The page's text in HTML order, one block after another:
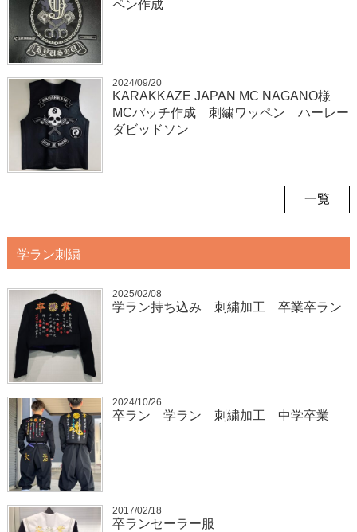
ペン作成
2024/09/20
KARAKKAZE JAPAN MC NAGANO様
MCパッチ作成 刺繍ワッペン ハーレー
ダビッドソン
一覧
学ラン刺繍
2025/02/08
学ラン持ち込み 刺繍加工 卒業卒ラン
2024/10/26
卒ラン 学ラン 刺繍加工 中学卒業
2017/02/18
卒ランセーラー服